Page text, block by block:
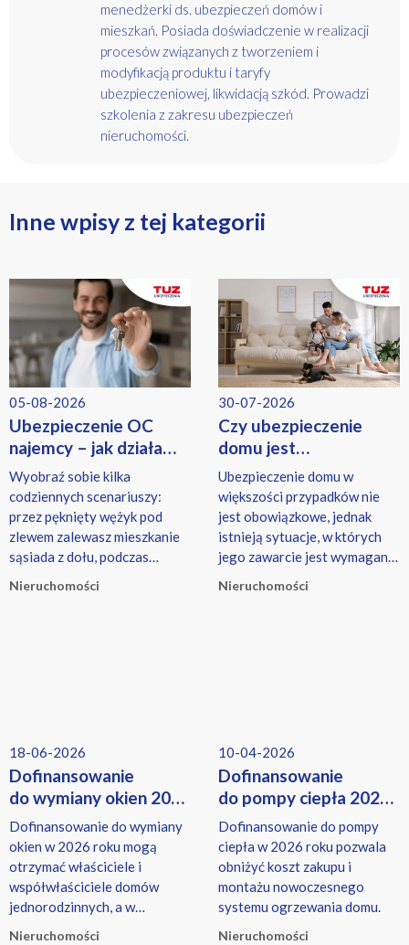
menedżerki ds. ubezpieczeń domów i
mieszkań. Posiada doświadczenie w realizacji
procesów związanych z tworzeniem i
modyfikacją produktu i taryfy
ubezpieczeniowej, likwidacją szkód. Prowadzi
szkolenia z zakresu ubezpieczeń
nieruchomości.
Inne wpisy z tej kategorii
05-08-2026
Ubezpieczenie OC
najemcy – jak działa
i co obejmuje?
Wyobraź sobie kilka
codziennych scenariuszy:
przez pęknięty wężyk pod
zlewem zalewasz mieszkanie
sąsiada z dołu, podczas
przesuwania mebli rysujesz
Nieruchomości
30-07-2026
Czy ubezpieczenie
domu jest
obowiązkowe? Kiedy
trzeba mieć polisę?
Ubezpieczenie domu w
większości przypadków nie
jest obowiązkowe, jednak
istnieją sytuacje, w których
jego zawarcie jest wymagane,
np. przy kredycie hipotecznym
Nieruchomości
18-06-2026
Dofinansowanie
do wymiany okien 2026
– kto może
skorzystać?
Dofinansowanie do wymiany
okien w 2026 roku mogą
otrzymać właściciele i
współwłaściciele domów
jednorodzinnych, a w
przypadku mieszkań także
Nieruchomości
10-04-2026
Dofinansowanie
do pompy ciepła 2026
– kto może dostać
dotację i ile wyniesie?
Dofinansowanie do pompy
ciepła w 2026 roku pozwala
obniżyć koszt zakupu i
montażu nowoczesnego
systemu ogrzewania domu.
Nieruchomości